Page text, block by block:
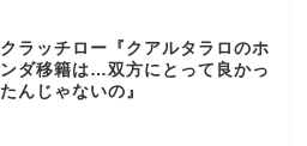
クラッチロー『クアルタラロのホ
ンダ移籍は…双方にとって良かっ
たんじゃないの』